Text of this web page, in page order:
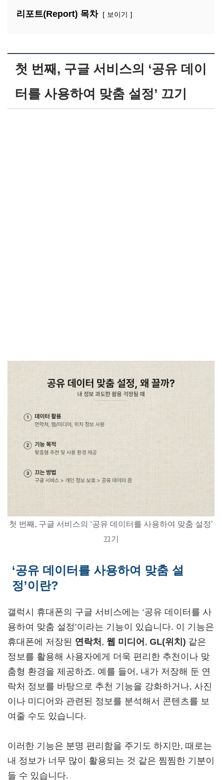
리포트(Report) 목차 보이기
첫 번째, 구글 서비스의 ‘공유 데이
터를 사용하여 맞춤 설정’ 끄기
첫 번째, 구글 서비스의 ‘공유 데이터를 사용하여 맞춤 설정’
끄기
‘공유 데이터를 사용하여 맞춤 설
정’이란?
갤럭시 휴대폰의 구글 서비스에는 ‘공유 데이터를 사
용하여 맞춤 설정’이라는 기능이 있습니다. 이 기능은
휴대폰에 저장된 연락처 , 웹 미디어 , GL(위치) 같은
정보를 활용해 사용자에게 더욱 편리한 추천이나 맞
춤형 환경을 제공하죠. 예를 들어, 내가 저장해 둔 연
락처 정보를 바탕으로 추천 기능을 강화하거나, 사진
이나 미디어와 관련된 정보를 분석해서 콘텐츠를 보
여줄 수도 있습니다.
이러한 기능은 분명 편리함을 주기도 하지만, 때로는
내 정보가 너무 많이 활용되는 것 같은 찜찜한 기분이
들 수 있습니다.